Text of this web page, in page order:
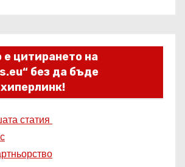
е цитирането на
без да бъде
статия